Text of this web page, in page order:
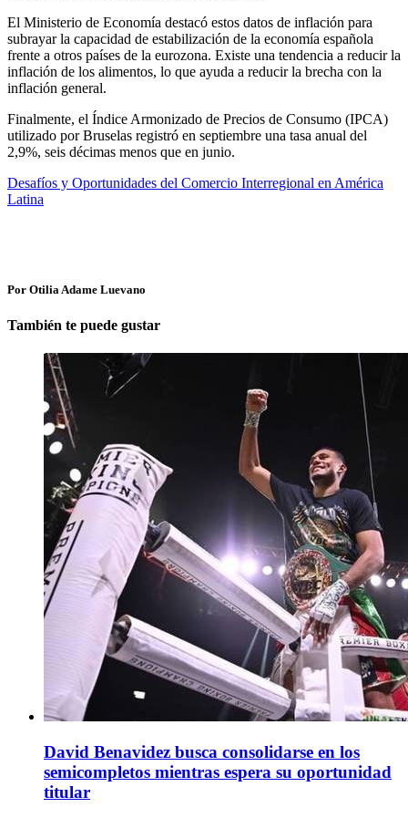
El Ministerio de Economía destacó estos datos de inflación para
subrayar la capacidad de estabilización de la economía española
frente a otros países de la eurozona. Existe una tendencia a reducir la
inflación de los alimentos, lo que ayuda a reducir la brecha con la
inflación general.
Finalmente, el Índice Armonizado de Precios de Consumo (IPCA)
utilizado por Bruselas registró en septiembre una tasa anual del
2,9%, seis décimas menos que en junio.
Desafíos y Oportunidades del Comercio Interregional en América
Latina
Por Otilia Adame Luevano
También te puede gustar
David Benavidez busca consolidarse en los
semicompletos mientras espera su oportunidad
titular